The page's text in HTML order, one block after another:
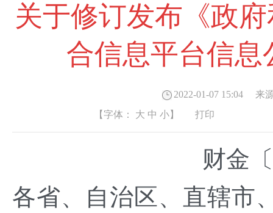
关于修订发布《政
合信息平台信
2022-01-07 15:04 来
【字体： 大 中 小】 打印
财金
各省、自治区、直辖市